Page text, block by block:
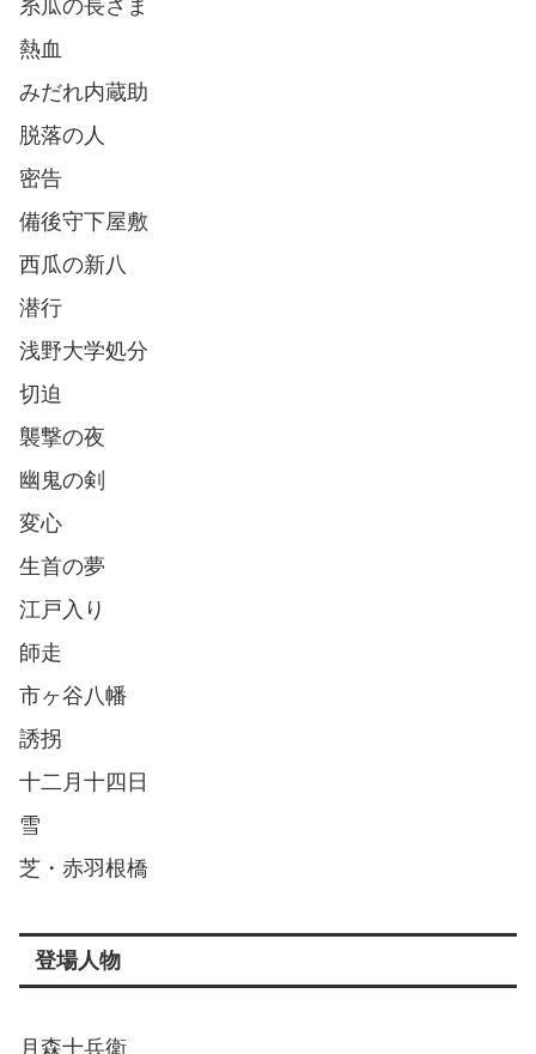
糸瓜の長さま
熱血
みだれ内蔵助
脱落の人
密告
備後守下屋敷
西瓜の新八
潜行
浅野大学処分
切迫
襲撃の夜
幽鬼の剣
変心
生首の夢
江戸入り
師走
市ヶ谷八幡
誘拐
十二月十四日
雪
芝・赤羽根橋
登場人物
月森十兵衛